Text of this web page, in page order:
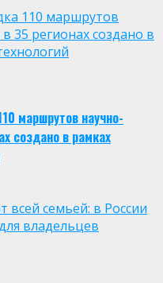
110 маршрутов
35 регионах создано в
маршрутов научно-
создано в рамках
всей семьей: в России
владельцев